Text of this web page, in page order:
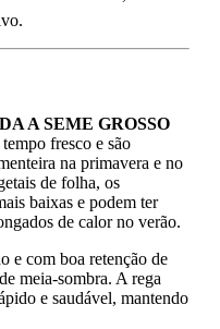
A SEME GROSSO
fresco e são
na primavera e no
de folha, os
baixas e podem ter
de calor no verão.
e com boa retenção de
meia-sombra. A rega
e saudável, mantendo